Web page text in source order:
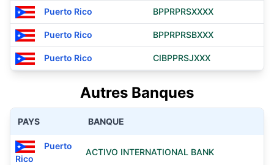
Puerto Rico BPPRPRSXXXX
Puerto Rico BPPRPRSBXXX
Puerto Rico CIBPPRSJXXX
Autres Banques
PAYS BANQUE
Puerto
Rico
ACTIVO INTERNATIONAL BANK